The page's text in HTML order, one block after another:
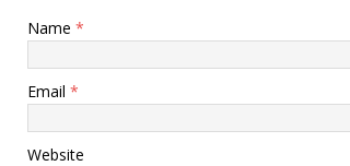
Name *
Email *
Website